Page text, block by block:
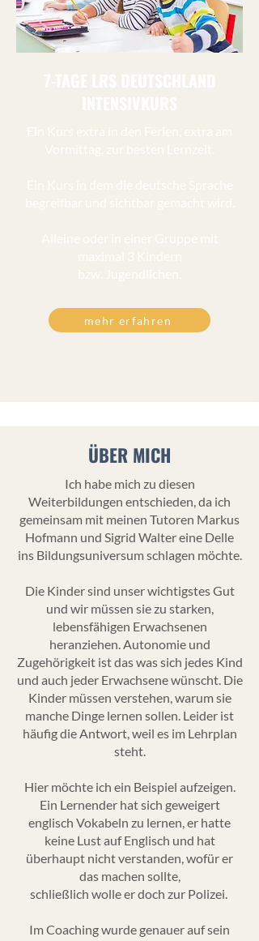
mehr erfahren
ÜBER MICH
​Ich habe mich zu diesen
Weiterbildungen entschieden, da ich
gemeinsam mit meinen Tutoren Markus
Hofmann und Sigrid Walter eine Delle
ins Bildungsuniversum schlagen möchte.
Die Kinder sind unser wichtigstes Gut
und wir müssen sie zu starken,
lebensfähigen Erwachsenen
heranziehen. Autonomie und
Zugehörigkeit ist das was sich jedes Kind
und auch jeder Erwachsene wünscht. Die
Kinder müssen verstehen, warum sie
manche Dinge lernen sollen. Leider ist
häufig die Antwort, weil es im Lehrplan
steht.
Hier möchte ich ein Beispiel aufzeigen.
Ein Lernender hat sich geweigert
englisch Vokabeln zu lernen, er hatte
keine Lust auf Englisch und hat
überhaupt nicht verstanden, wofür er
das machen sollte,
schließlich wolle er doch zur Polizei.
Im Coaching wurde genauer auf sein